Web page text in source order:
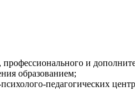
и
образованием;
педагогических